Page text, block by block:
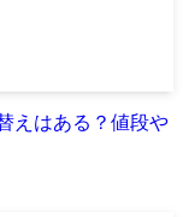
えはある？値段や